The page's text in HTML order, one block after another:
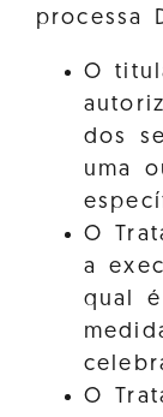
processa
O
dos
uma
O
a
qual
O